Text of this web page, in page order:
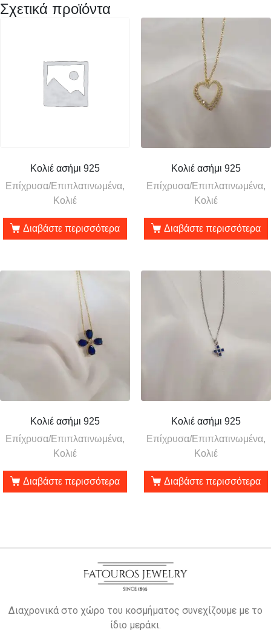
Σχετικά προϊόντα
Κολιέ ασήμι 925
Επίχρυσα/Επιπλατινωμένα,
Κολιέ
Διαβάστε περισσότερα
Κολιέ ασήμι 925
Επίχρυσα/Επιπλατινωμένα,
Κολιέ
Διαβάστε περισσότερα
Κολιέ ασήμι 925
Επίχρυσα/Επιπλατινωμένα,
Κολιέ
Διαβάστε περισσότερα
Κολιέ ασήμι 925
Επίχρυσα/Επιπλατινωμένα,
Κολιέ
Διαβάστε περισσότερα
Διαχρονικά στο χώρο του κοσμήματος συνεχίζουμε με το
ίδιο μεράκι.